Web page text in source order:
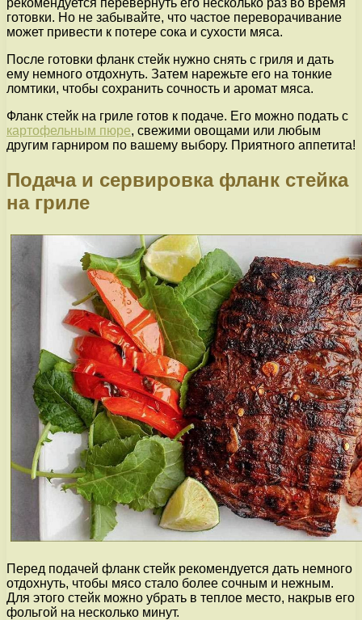
готовки. Но не забывайте, что частое переворачивание
может привести к потере сока и сухости мяса.
После готовки фланк стейк нужно снять с гриля и дать
ему немного отдохнуть. Затем нарежьте его на тонкие
ломтики, чтобы сохранить сочность и аромат мяса.
Фланк стейк на гриле готов к подаче. Его можно подать с
картофельным пюре, свежими овощами или любым
другим гарниром по вашему выбору. Приятного аппетита!
Подача и сервировка фланк стейка
на гриле
Перед подачей фланк стейк рекомендуется дать немного
отдохнуть, чтобы мясо стало более сочным и нежным.
Для этого стейк можно убрать в теплое место, накрыв его
фольгой на несколько минут.